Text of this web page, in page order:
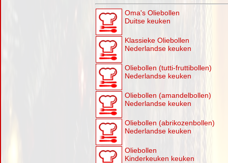
Oma's Oliebollen
Duitse keuken
Klassieke Oliebollen
Nederlandse keuken
Oliebollen (tutti-fruttibollen)
Nederlandse keuken
Oliebollen (amandelbollen)
Nederlandse keuken
Oliebollen (abrikozenbollen)
Nederlandse keuken
Oliebollen
Kinderkeuken keuken